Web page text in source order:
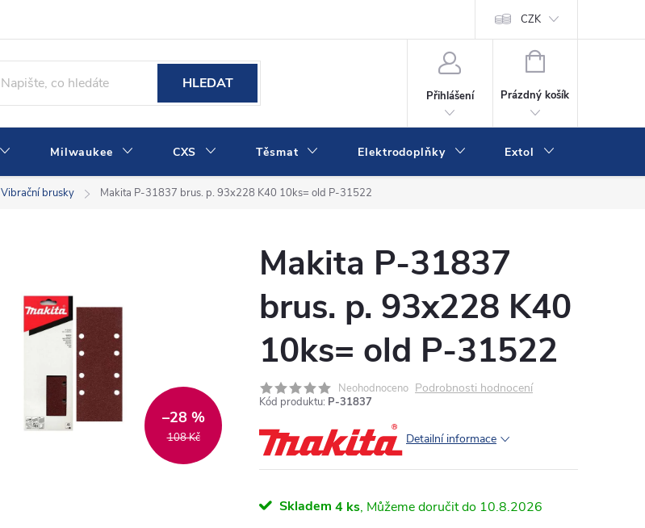
Kontakty
CZK
HLEDAT
Přihlášení
NÁKUPNÍ
Prázdný košík
Milwaukee CXS Těsmat Elektrodoplňky Extol
Vibrační brusky Makita P-31837 brus. p. 93x228 K40 10ks= old P-31522
108 Kč
–28 %
Makita P-31837
brus. p. 93x228 K40
10ks= old P-31522
Neohodnoceno Podrobnosti hodnocení
Kód produktu: P-31837
Detailní informace
Skladem 4 ks 10.8.2026